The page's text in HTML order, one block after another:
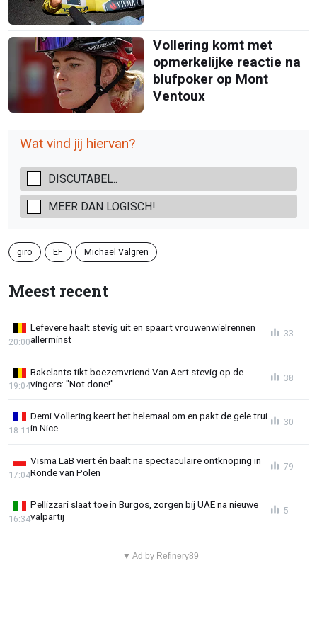
Vollering komt met
opmerkelijke reactie na
blufpoker op Mont
Ventoux
Wat vind jij hiervan?
DISCUTABEL..
MEER DAN LOGISCH!
giro EF Michael Valgren
Meest recent
Lefevere haalt stevig uit en spaart vrouwenwielrennen
allerminst
20:00
33
Bakelants tikt boezemvriend Van Aert stevig op de
vingers: "Not done!"
19:04
38
Demi Vollering keert het helemaal om en pakt de gele trui
in Nice
18:11
30
Visma LaB viert én baalt na spectaculaire ontknoping in
Ronde van Polen
17:04
79
Pellizzari slaat toe in Burgos, zorgen bij UAE na nieuwe
valpartij
16:34
5
▼ Ad by Refinery89